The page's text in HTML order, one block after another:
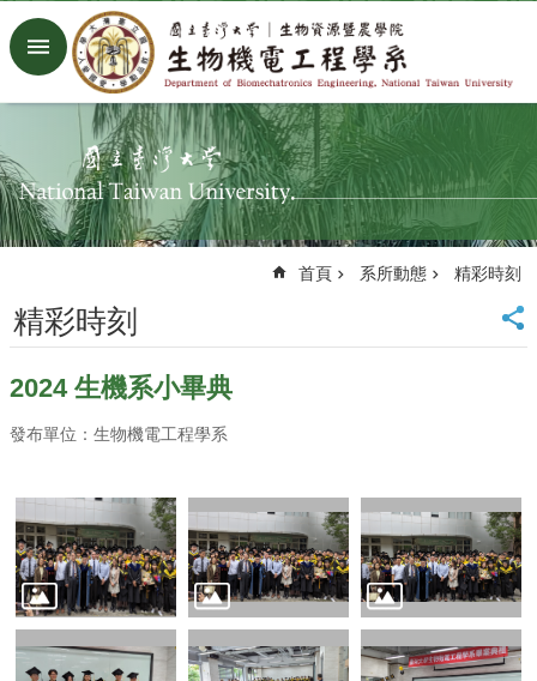
跳到主要內容區塊
進
首
頁
臺
頁
機
工
Youtube
English
認
識
我
們
首頁 系所動態 精彩時刻
精彩時刻
2024 生機系小畢典
發布單位：生物機電工程學系